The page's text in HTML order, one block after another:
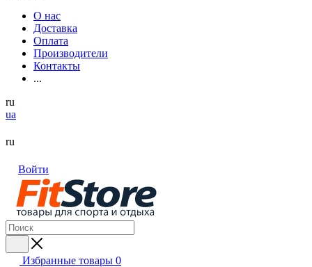
О нас
Доставка
Оплата
Производители
Контакты
...
ru
ua
ru
Войти
Избранные товары 0